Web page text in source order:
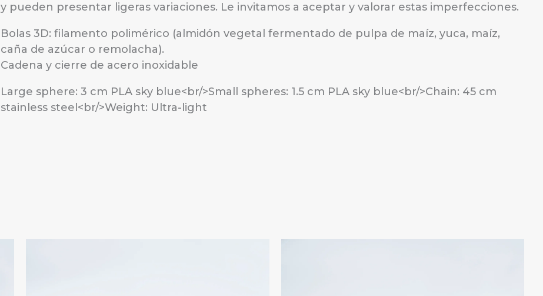
y pueden presentar ligeras variaciones. Le invitamos a aceptar y valorar estas imperfecciones.
Bolas 3D: filamento polimérico (almidón vegetal fermentado de pulpa de maíz, yuca, maíz,
caña de azúcar o remolacha).
Cadena y cierre de acero inoxidable
Large sphere: 3 cm PLA sky blue<br/>Small spheres: 1.5 cm PLA sky blue<br/>Chain: 45 cm
stainless steel<br/>Weight: Ultra-light